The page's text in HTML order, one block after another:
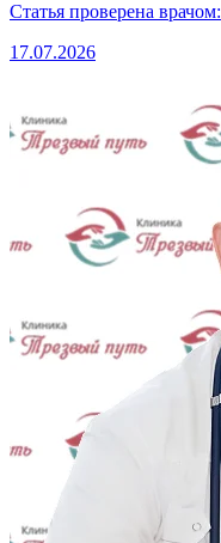
Статья проверена врачом:
17.07.2026